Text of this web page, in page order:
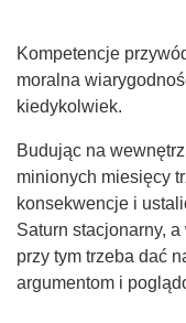
Kompetencje
moralna
kiedykolwiek.
Budując na
minionych miesięcy
konsekwencje i
Saturn stacjonarny,
przy tym trzeba dać
argumentom i